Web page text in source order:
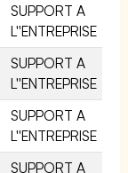
SUPPORT A
L''ENTREPRISE
SUPPORT A
L''ENTREPRISE
SUPPORT A
L''ENTREPRISE
SUPPORT A